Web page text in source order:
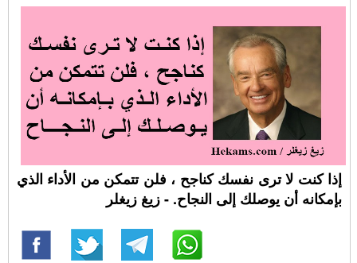
إذا كنت لا ترى نفسك كناجح ، فلن تتمكن من الأداء الذي
بإمكانه أن يوصلك إلى النجاح. - زيغ زيغلر